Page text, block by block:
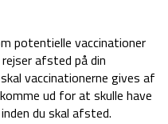
potentielle vaccinationer
afsted på din
vaccinationerne gives af
ud for at skulle have
du skal afsted.